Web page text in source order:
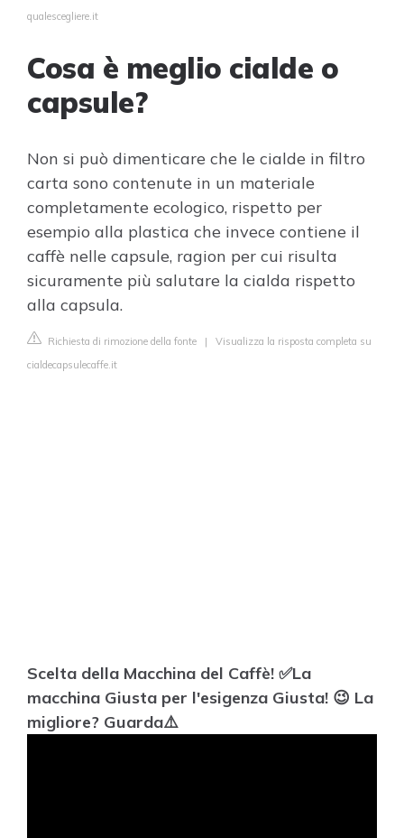
qualescegliere.it
Cosa è meglio cialde o
capsule?
Non si può dimenticare che le cialde in filtro
carta sono contenute in un materiale
completamente ecologico, rispetto per
esempio alla plastica che invece contiene il
caffè nelle capsule, ragion per cui risulta
sicuramente più salutare la cialda rispetto
alla capsula.
Richiesta di rimozione della fonte | Visualizza la risposta completa su
cialdecapsulecaffe.it
Scelta della Macchina del Caffè! ✅La
macchina Giusta per l'esigenza Giusta! 😉 La
migliore? Guarda⚠️